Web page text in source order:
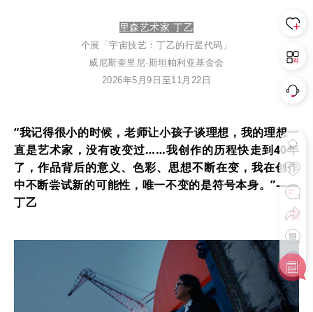
里森艺术家 丁乙
个展「宇宙技艺：丁乙的行星代码」
威尼斯奎里尼·斯坦帕利亚基金会
2026年5月9日至11月22日
“我记得很小的时候，老师让小孩子谈理想，我的理想一
直是艺术家，没有改变过……我创作的历程快走到40年
了，作品背后的意义、色彩、思想不断在变，我在创作
中不断尝试新的可能性，唯一不变的是符号本身。”——
丁乙